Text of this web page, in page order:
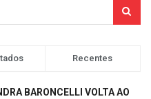
Recentes
BARONCELLI VOLTA AO